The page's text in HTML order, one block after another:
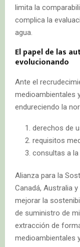
limita la
complica la
agua.
El papel de las
evolucionando
Ante el
medioambientales
endureciendo la
derechos de
requisitos
consultas a
Alianza para la
Canadá, Australia
mejorar la
de suministro de
extracción de
medioambientales